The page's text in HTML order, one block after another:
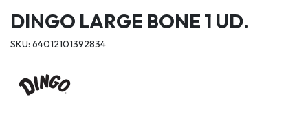
DINGO LARGE BONE 1 UD.
SKU: 64012101392834